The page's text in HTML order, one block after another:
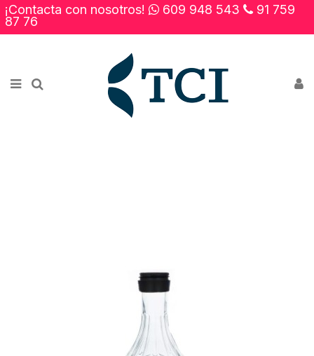
¡Contacta con nosotros! 609 948 543
91 759
87 76
×
Rebajas